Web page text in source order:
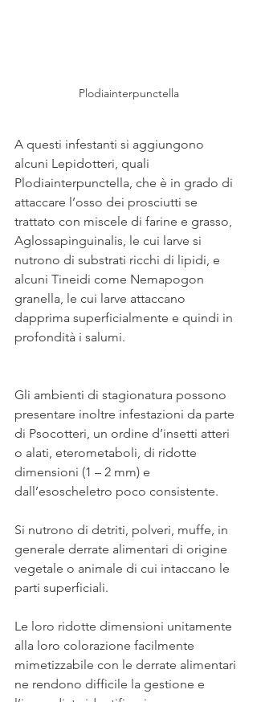
Plodiainterpunctella
A questi infestanti si aggiungono
alcuni Lepidotteri, quali
Plodiainterpunctella, che è in grado di
attaccare l’osso dei prosciutti se
trattato con miscele di farine e grasso,
Aglossapinguinalis, le cui larve si
nutrono di substrati ricchi di lipidi, e
alcuni Tineidi come Nemapogon
granella, le cui larve attaccano
dapprima superficialmente e quindi in
profondità i salumi.
Gli ambienti di stagionatura possono
presentare inoltre infestazioni da parte
di Psocotteri, un ordine d’insetti atteri
o alati, eterometaboli, di ridotte
dimensioni (1 – 2 mm) e
dall’esoscheletro poco consistente.
Si nutrono di detriti, polveri, muffe, in
generale derrate alimentari di origine
vegetale o animale di cui intaccano le
parti superficiali.
Le loro ridotte dimensioni unitamente
alla loro colorazione facilmente
mimetizzabile con le derrate alimentari
ne rendono difficile la gestione e